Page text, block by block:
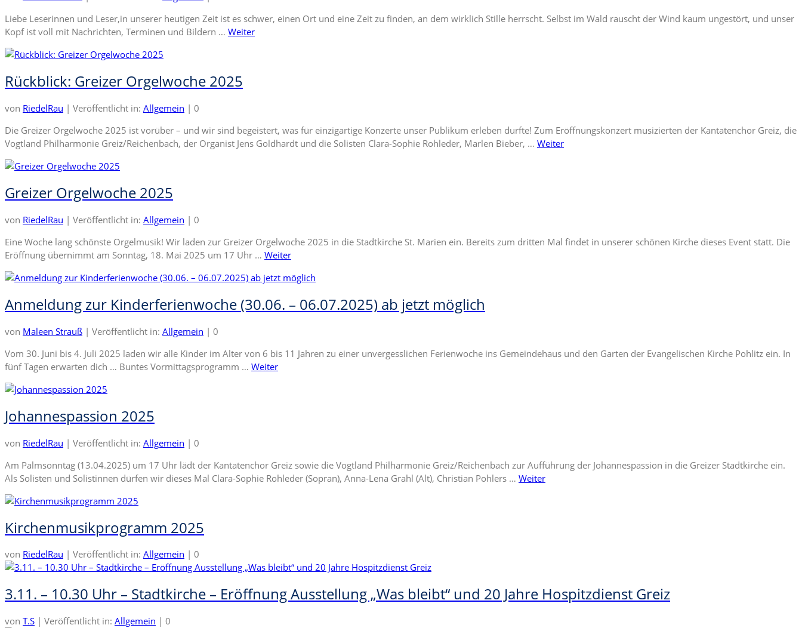
Liebe Leserinnen und Leser,in unserer heutigen Zeit ist es schwer, einen Ort und eine Zeit zu finden, an dem wirklich Stille herrscht. Selbst im Wald rauscht der Wind kaum ungestört, und unser
Kopf ist voll mit Nachrichten, Terminen und Bildern … Weiter
Rückblick: Greizer Orgelwoche 2025
von RiedelRau | Veröffentlicht in: Allgemein | 0
Die Greizer Orgelwoche 2025 ist vorüber – und wir sind begeistert, was für einzigartige Konzerte unser Publikum erleben durfte! Zum Eröffnungskonzert musizierten der Kantatenchor Greiz, die
Vogtland Philharmonie Greiz/Reichenbach, der Organist Jens Goldhardt und die Solisten Clara-Sophie Rohleder, Marlen Bieber, … Weiter
Greizer Orgelwoche 2025
von RiedelRau | Veröffentlicht in: Allgemein | 0
Eine Woche lang schönste Orgelmusik! Wir laden zur Greizer Orgelwoche 2025 in die Stadtkirche St. Marien ein. Bereits zum dritten Mal findet in unserer schönen Kirche dieses Event statt. Die
Eröffnung übernimmt am Sonntag, 18. Mai 2025 um 17 Uhr … Weiter
Anmeldung zur Kinderferienwoche (30.06. – 06.07.2025) ab jetzt möglich
von Maleen Strauß | Veröffentlicht in: Allgemein | 0
Vom 30. Juni bis 4. Juli 2025 laden wir alle Kinder im Alter von 6 bis 11 Jahren zu einer unvergesslichen Ferienwoche ins Gemeindehaus und den Garten der Evangelischen Kirche Pohlitz ein. In
fünf Tagen erwarten dich … Buntes Vormittagsprogramm … Weiter
Johannespassion 2025
von RiedelRau | Veröffentlicht in: Allgemein | 0
Am Palmsonntag (13.04.2025) um 17 Uhr lädt der Kantatenchor Greiz sowie die Vogtland Philharmonie Greiz/Reichenbach zur Aufführung der Johannespassion in die Greizer Stadtkirche ein.
Als Solisten und Solistinnen dürfen wir dieses Mal Clara-Sophie Rohleder (Sopran), Anna-Lena Grahl (Alt), Christian Pohlers … Weiter
Kirchenmusikprogramm 2025
von RiedelRau | Veröffentlicht in: Allgemein | 0
3.11. – 10.30 Uhr – Stadtkirche – Eröffnung Ausstellung „Was bleibt“ und 20 Jahre Hospitzdienst Greiz
von T.S | Veröffentlicht in: Allgemein | 0